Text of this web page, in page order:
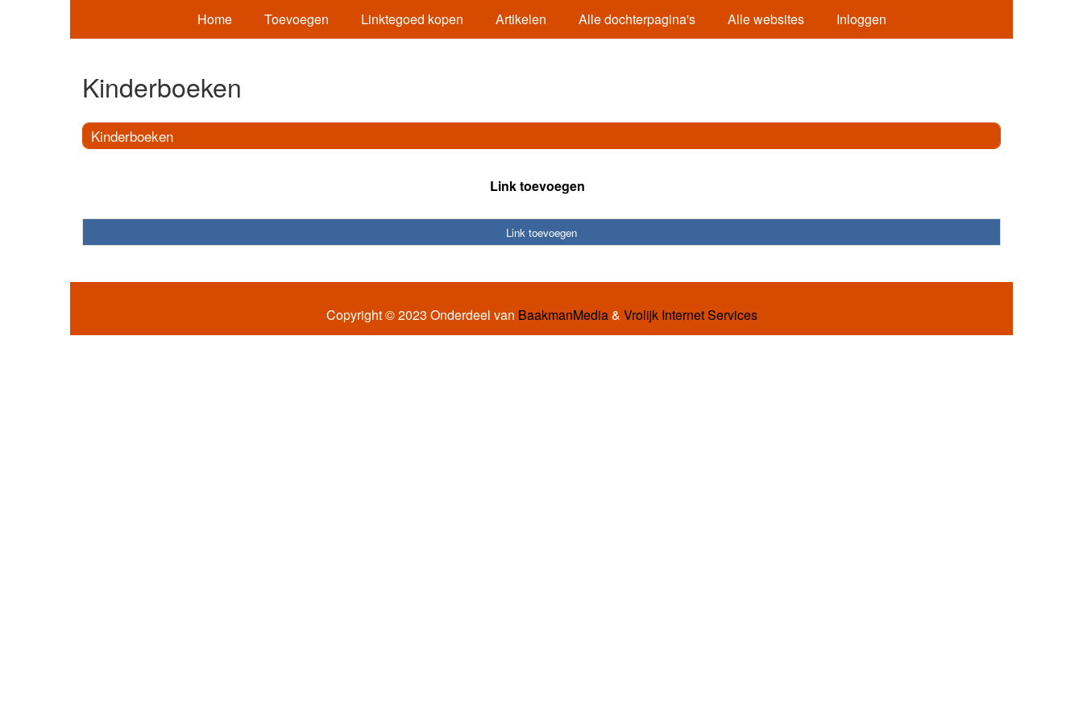
Home Toevoegen Linktegoed kopen Artikelen Alle dochterpagina's Alle websites Inloggen
Kinderboeken
Kinderboeken
Link toevoegen
Link toevoegen
Copyright © 2023 Onderdeel van BaakmanMedia& Vrolijk Internet Services